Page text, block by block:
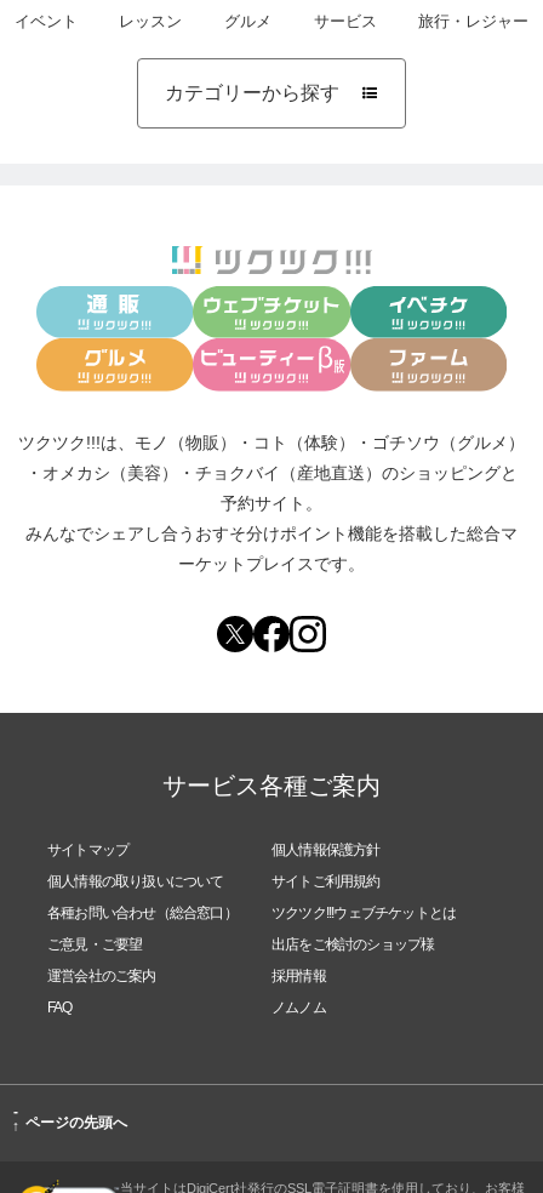
イベント レッスン グルメ サービス 旅行・レジャー
カテゴリーから探す 
ツクツク!!!は、 モノ（物販） ・ コト（体験） ・ ゴチソウ（グルメ）
・ オメカシ（美容） ・ チョクバイ（産地直送） のショッピングと
予約サイト。
みんなでシェアし合う おすそ分けポイント機能を搭載した総合マ
ーケットプレイスです。
サービス各種ご案内
サイトマップ
個人情報保護方針
個人情報の取り扱いについて
サイトご利用規約
各種お問い合わせ（総合窓口）
ツクツク!!!ウェブチケットとは
ご意見・ご要望
出店をご検討のショップ様
運営会社のご案内
採用情報
FAQ
ノムノム
-
↑ ページの先頭へ
当サイトはDigiCert社発行のSSL電子証明書を使用しており、お客様